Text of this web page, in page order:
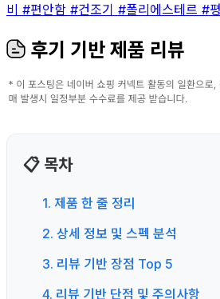
비 #편안함 #건조기 #폴리에스테르 #
후기 기반 제품 리뷰
📋 목차
1. 제품 한 줄 정리
2. 상세 정보 및 스펙 분석
3. 리뷰 기반 장점 Top 5
4. 리뷰 기반 단점 및 주의사항